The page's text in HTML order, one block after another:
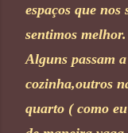
espaços que nos
sentimos melhor.
Alguns passam
cozinha,outros
quarto ( como